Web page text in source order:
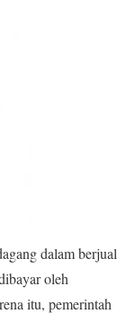
dalam berjual
oleh
itu, pemerintah